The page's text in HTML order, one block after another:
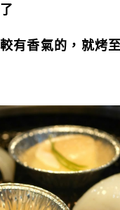
有香氣的，就烤